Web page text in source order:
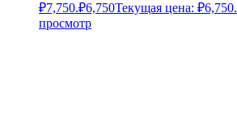
₽7,750.₽6,750Текущая цена: ₽6,750.
просмотр